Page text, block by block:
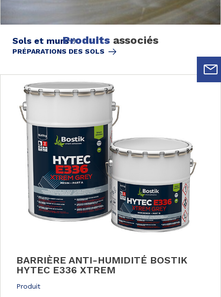
Sols et murs
PRÉPARATIONS DES SOLS
Produits associés
BARRIÈRE ANTI-HUMIDITÉ BOSTIK
HYTEC E336 XTREM
Produit